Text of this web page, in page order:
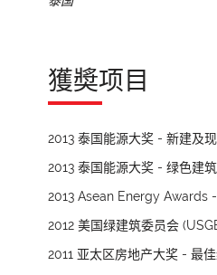
獲奬项目
2013 泰国能源大奖 - 新建及
2013 泰国能源大奖 - 绿色建筑
2013 Asean Energy Awards
2012 美国绿建筑委员会
2011 亚太区房地产大奖 - 最